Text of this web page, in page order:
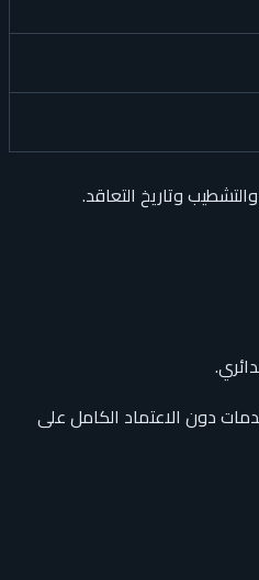
وتاريخ التعاقد.
دون الاعتماد الكامل على